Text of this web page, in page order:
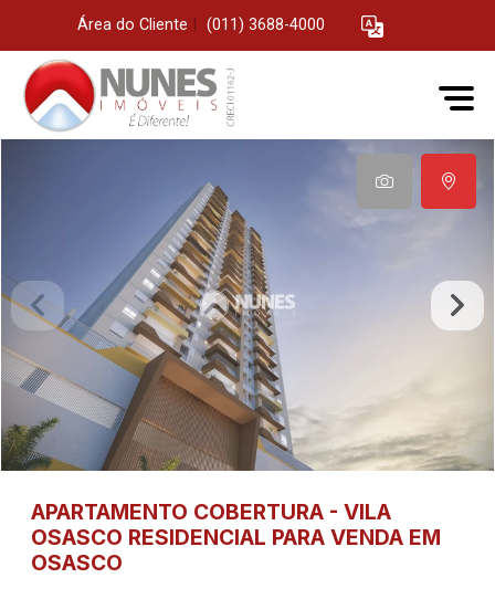
Área do Cliente (011) 3688-4000
APARTAMENTO COBERTURA - VILA
OSASCO RESIDENCIAL PARA VENDA EM
OSASCO